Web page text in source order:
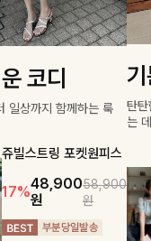
코디
일상까지 함께하는 룩
쥬빌스트링 포켓원피스
17%48,900
원
58,900
원
탄
는